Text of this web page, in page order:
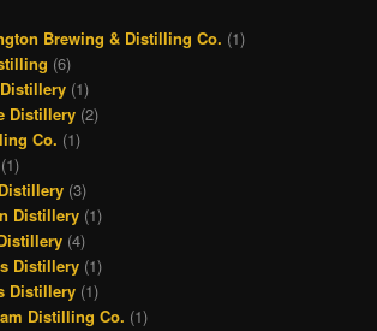
a
g
r
a
m
e
r
e
t
Brewing & Distilling Co. (1)
(6)
(1)
Distillery(2)
Co. (1)
(3)
Distillery(1)
(4)
Distillery(1)
Distillery(1)
Distilling Co. (1)